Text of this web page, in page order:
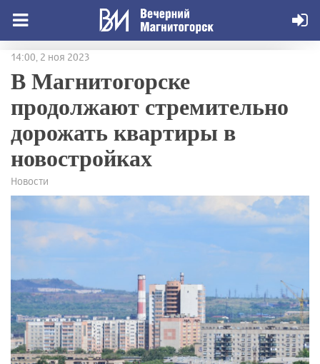
14:00, 2 ноя 2023
В Магнитогорске
продолжают стремительно
дорожать квартиры в
новостройках
Новости